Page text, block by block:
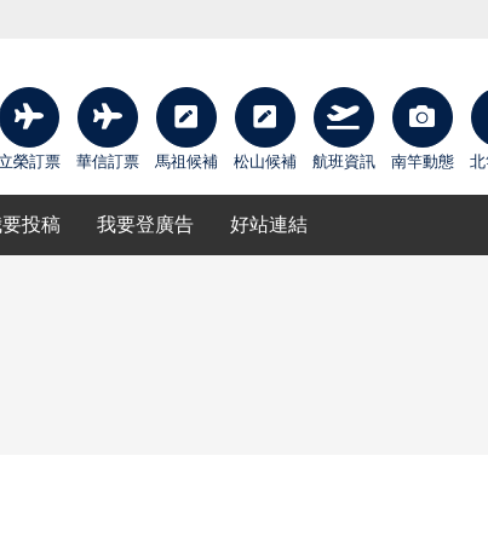
榮訂票 華信訂票 馬祖候補 松山候補 航班資訊 南竿動態
投稿 我要登廣告 好站連結